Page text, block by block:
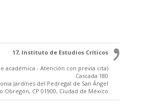
17, Instituto de Estudios Críticos
académica - Atención con previa cita)
Cascada 180
Jardínes del Pedregal de San Ángel
Obregón, CP 01900, Ciudad de México